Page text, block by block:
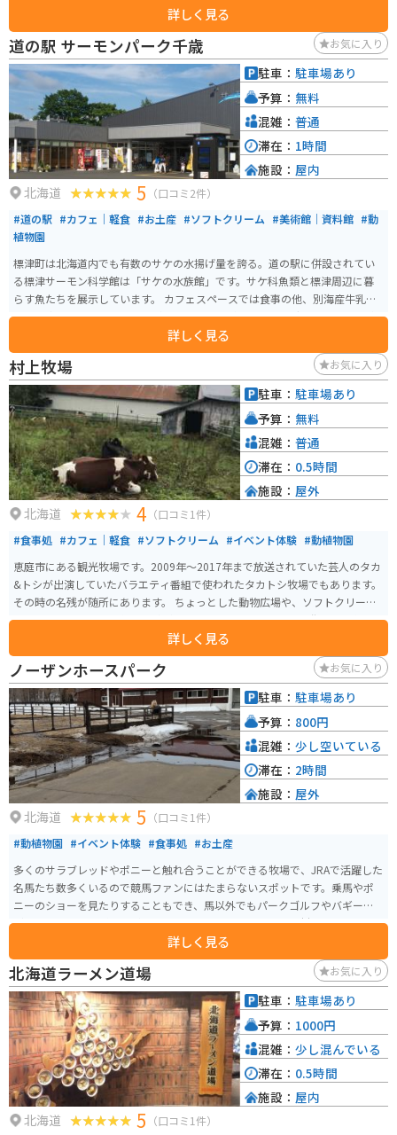
詳しく見る
道の駅 サーモンパーク千歳 お気に入り
北海道 5 （口コミ2件）
#道の駅 #カフェ｜軽食 #お土産 #ソフトクリーム #美術館｜資料館 #動
植物園
標津町は北海道内でも有数のサケの水揚げ量を誇る。道の駅に併設されてい
る標津サーモン科学館は「サケの水族館」です。サケ科魚類と標津周辺に暮
らす魚たちを展示しています。 カフェスペースでは食事の他、別海産牛乳と
標津産牛乳のソフトクリームがあり食べ比べができます。グランドピアノが
設置されており自由に演奏もできます。
詳しく見る
駐車： 駐車場あり
予算： 無料
混雑： 普通
滞在： 1時間
施設： 屋内
村上牧場 お気に入り
北海道 4 （口コミ1件）
#食事処 #カフェ｜軽食 #ソフトクリーム #イベント体験 #動植物園
恵庭市にある観光牧場です。2009年〜2017年まで放送されていた芸人のタカ
&トシが出演していたバラエティ番組で使われたタカトシ牧場でもあります。
その時の名残が随所にあります。 ちょっとした動物広場や、ソフトクリーム
を食べれたり、バター作り体験ができたりもします。恵庭市の街からも離れ
すぎておらず、車やバイクがあれば行きやすい場所です。
詳しく見る
駐車： 駐車場あり
予算： 無料
混雑： 普通
滞在： 0.5時間
施設： 屋外
ノーザンホースパーク お気に入り
北海道 5 （口コミ1件）
#動植物園 #イベント体験 #食事処 #お土産
多くのサラブレッドやポニーと触れ合うことができる牧場で、JRAで活躍した
名馬たち数多くいるので競馬ファンにはたまらないスポットです。乗馬やポ
ニーのショーを見たりすることもでき、馬以外でもパークゴルフやバギーな
ど多くのアクティビティがあります。レストランもあり、食材にこだわった
料理を楽しむことができます。競馬を知らない方でも楽しめること間違いな
しのスポットです。
詳しく見る
駐車： 駐車場あり
予算： 800円
混雑： 少し空いている
滞在： 2時間
施設： 屋外
北海道ラーメン道場 お気に入り
北海道 5 （口コミ1件）
駐車： 駐車場あり
予算： 1000円
混雑： 少し混んでいる
滞在： 0.5時間
施設： 屋内